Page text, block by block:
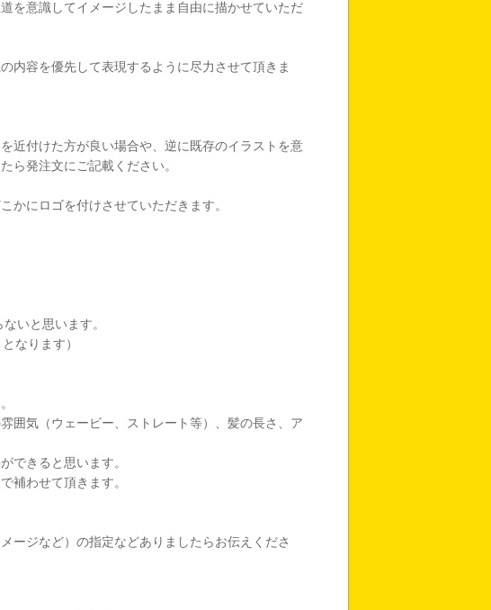
を意識してイメージしたまま自由に描かせていただ
内容を優先して表現するように尽力させて頂きま
近付けた方が良い場合や、逆に既存のイラストを意
ら発注文にご記載ください。
かにロゴを付けさせていただきます。
いと思います。
なります）
囲気（ウェービー、ストレート等）、髪の長さ、ア
できると思います。
補わせて頂きます。
ージなど）の指定などありましたらお伝えくださ